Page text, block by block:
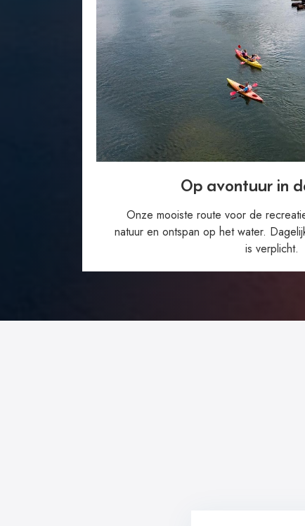
Op avontuur in
Onze mooiste route voor de
natuur en ontspan op het water.
is verplicht.